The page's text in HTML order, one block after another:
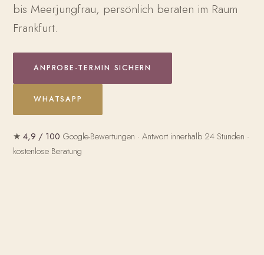
bis Meerjungfrau, persönlich beraten im Raum
Frankfurt.
ANPROBE-TERMIN SICHERN
WHATSAPP
★4,9 / 100 Google-Bewertungen · Antwort innerhalb 24 Stunden ·
kostenlose Beratung